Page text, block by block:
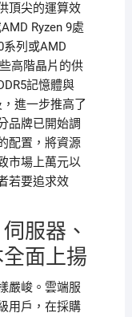
頂尖的運算效
Ryzen 9處
系列或AMD
高階晶片的供
記憶體與
進一步推高了
品牌已開始調
配置，將資源
市場上萬元以
若要追求效
服器、
面上揚
嚴峻。雲端服
用戶，在採購